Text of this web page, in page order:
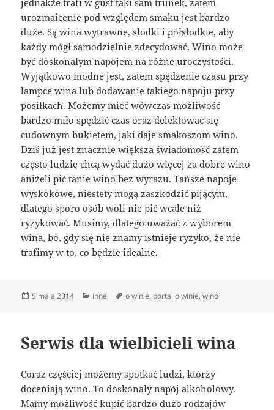
urozmaicenie pod względem smaku jest bardzo
duże. Są wina wytrawne, słodki i półsłodkie, aby
każdy mógł samodzielnie zdecydować. Wino może
być doskonałym napojem na różne uroczystości.
Wyjątkowo modne jest, zatem spędzenie czasu przy
lampce wina lub dodawanie takiego napoju przy
posiłkach. Możemy mieć wówczas możliwość
bardzo miło spędzić czas oraz delektować się
cudownym bukietem, jaki daje smakoszom wino.
Dziś już jest znacznie większa świadomość zatem
często ludzie chcą wydać dużo więcej za dobre wino
aniżeli pić tanie wino bez wyrazu. Tańsze napoje
wyskokowe, niestety mogą zaszkodzić pijącym,
dlatego sporo osób woli nie pić wcale niż
ryzykować. Musimy, dlatego uważać z wyborem
wina, bo, gdy się nie znamy istnieje ryzyko, że nie
trafimy w to, co będzie idealne.
Data
5 maja 2014 Kategorie
inne Tagi
o winie, portal o winie,wino
Serwis dla wielbicieli wina
Coraz częściej możemy spotkać ludzi, którzy
doceniają wino. To doskonały napój alkoholowy.
Mamy możliwość kupić bardzo dużo rodzajów